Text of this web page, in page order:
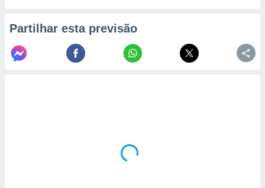
Partilhar esta previsão